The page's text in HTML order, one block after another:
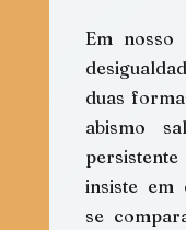
Em nosso
duas
abismo
insiste em
se